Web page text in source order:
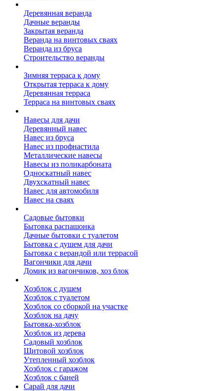
Деревянная веранда
Дачные веранды
Закрытая веранда
Веранда на винтовых сваях
Веранда из бруса
Строительство веранды
Зимняя терраса к дому
Открытая терраса к дому
Деревянная терраса
Терраса на винтовых сваях
Навесы для дачи
Деревянный навес
Навес из бруса
Навес из профнастила
Металлические навесы
Навесы из поликарбоната
Односкатный навес
Двухскатный навес
Навес для автомобиля
Навес на сваях
Садовые бытовки
Бытовка распашонка
Дачные бытовки с туалетом
Бытовка с душем для дачи
Бытовка с верандой или террасой
Вагончики для дачи
Домик из вагончиков, хоз блок
Хозблок с душем
Хозблок с туалетом
Хозблок со сборкой на участке
Хозблок на дачу
Бытовка-хозблок
Хозблок из дерева
Садовый хозблок
Щитовой хозблок
Утепленный хозблок
Хозблок с гаражом
Хозблок с баней
Сарай для дачи